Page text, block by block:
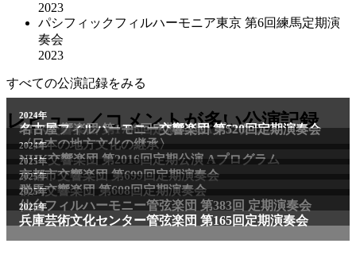
2023
パシフィックフィルハーモニア東京 第6回練馬定期演
奏会
2023
すべての公演記録をみる
レビュー／コメントが多い公演記録
2011年
NHK交響楽団 第1706回定期公演Aプログラム
2024年
名古屋フィルハーモニー交響楽団 第520回定期演奏会
〈日本の地方文化の継承〉
2024年
NHK交響楽団 第2016回定期公演 Aプログラム
2025年
京都市交響楽団 第699回定期演奏会
2025年
群馬交響楽団 第608回定期演奏会
2025年
仙台フィルハーモニー管弦楽団 第383回 定期演奏会
2025年
兵庫芸術文化センター管弦楽団 第165回定期演奏会